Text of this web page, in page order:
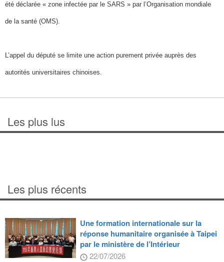
été déclarée « zone infectée par le SARS » par l’Organisation mondiale
de la santé (OMS).
L’appel du député se limite une action purement privée auprès des
autorités universitaires chinoises.
Les plus lus
Les plus récents
Une formation internationale sur la
réponse humanitaire organisée à Taipei
par le ministère de l’Intérieur
22/07/2026